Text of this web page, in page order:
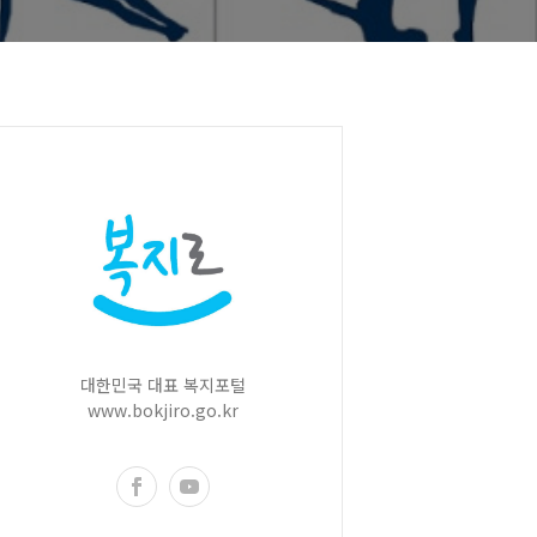
대한민국 대표 복지포털
www.bokjiro.go.kr